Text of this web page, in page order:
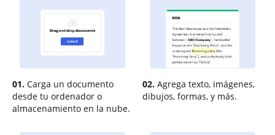
01. Carga un documento
desde tu ordenador o
almacenamiento en la nube.
02. Agrega texto, imágenes,
dibujos, formas, y más.